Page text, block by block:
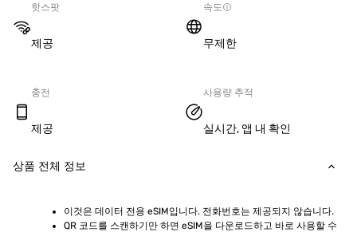
핫스팟
제공
속도
무제한
충전
제공
사용량 추적
실시간, 앱 내 확인
상품 전체 정보
이것은 데이터 전용 eSIM입니다. 전화번호는 제공되지 않습니다.
QR 코드를 스캔하기만 하면 eSIM을 다운로드하고 바로 사용할 수